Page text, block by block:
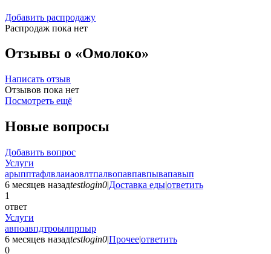
Добавить распродажу
Распродаж пока нет
Отзывы о «Омолоко»
Написать отзыв
Отзывов пока нет
Посмотреть ещё
Новые вопросы
Добавить вопрос
Услуги
арыпптафлвлаиаовлтпалвопавпавпывапавып
6 месяцев назадtestlogin0|Доставка еды|ответить
1
ответ
Услуги
авпоавпдтроылпрпыр
6 месяцев назадtestlogin0|Прочее|ответить
0